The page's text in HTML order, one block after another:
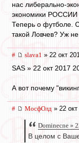
нас либерально-
экономики РОССИИ
Теперь о футболе.
такой Ловчев? Уж
# slava1 » 22 окт
SAS » 22 окт 2017
А вот почему
# МосфОлд » 22
Dominecne »
В целом с